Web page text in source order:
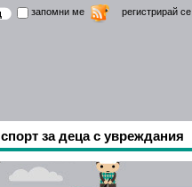
запомни ме регистрирай се
спорт за деца с увреждания